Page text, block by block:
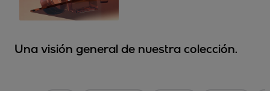
Una visión general de nuestra colección.